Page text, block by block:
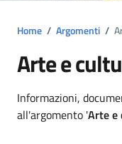
Home / Argomenti /
Arte e
Dettagli
Informazioni,
all'argomento 'Arte e